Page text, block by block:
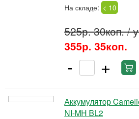
На складе: < 10
525р. 30коп./
355р. 35коп.
- +
Аккумулятор
NI-MH BL2